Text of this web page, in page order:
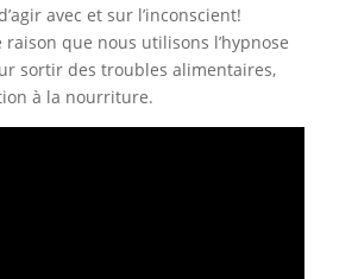
avec et sur l’inconscient!
raison que nous utilisons l’hypnose
sortir des troubles alimentaires,
à la nourriture.